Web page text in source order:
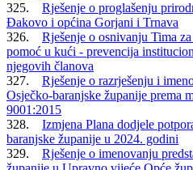
325. Rješenje o proglašenju
Đakovo i općina Gorjani i Trnava
326. Rješenje o osnivanju Tima
pomoć u kući - prevencija
njegovih članova
327. Rješenje o razrješenju i
Osječko-baranjske županije prema
9001:2015
328. Izmjena Plana dodjele
baranjske županije u 2024. godini
329. Rješenje o imenovanju